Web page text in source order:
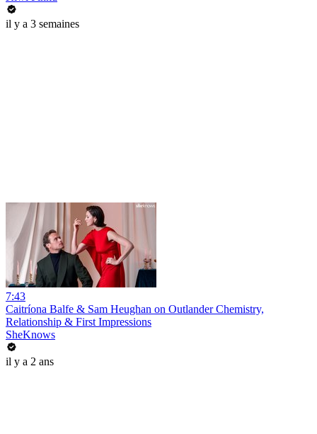
il y a 3 semaines
7:43
Caitríona Balfe & Sam Heughan on Outlander Chemistry,
Relationship & First Impressions
SheKnows
il y a 2 ans